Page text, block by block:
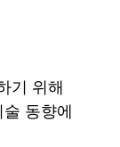
기 위해
동향에